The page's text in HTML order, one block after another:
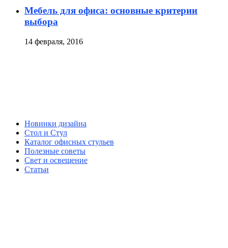
Мебель для офиса: основные критерии
выбора
14 февраля, 2016
Новинки дизайна
Стол и Стул
Каталог офисных стульев
Полезные советы
Свет и освещение
Статьи